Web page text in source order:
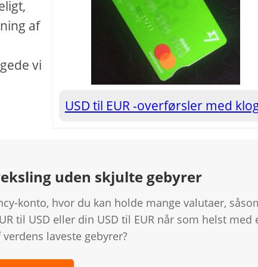
USD til EUR -overførsler med
af
vi
uden skjulte gebyrer
konto, hvor du kan holde mange valutaer,
til USD eller din USD til EUR når som helst med
laveste gebyrer?